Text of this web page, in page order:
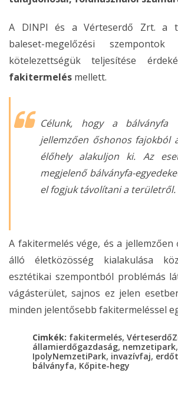
A DINPI és a Vérteserdő Zrt. a
baleset-megelőzési
kötelezettségük teljesítése
fakitermelés mellett.
Célunk, hogy a bálványfa
jellemzően őshonos fajokból
élőhely alakuljon ki. Az
megjelenő bálványfa-
el fogjuk távolítani a területről.
A fakitermelés vége, és a
álló életközösség kialakulása
esztétikai szempontból problémás
vágásterület, sajnos ez jelen
minden jelentősebb fakitermeléssel
Cimkék: fakitermelés,
államierdőgazdaság, nemzetipark,
IpolyNemzetiPark, invazívfaj,
bálványfa, Kőpite-hegy